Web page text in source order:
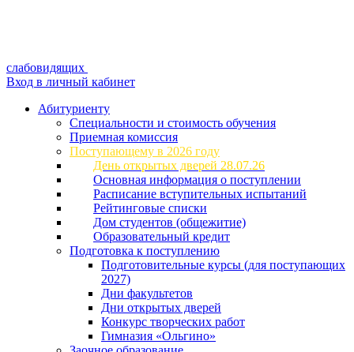
слабовидящих
Вход в личный кабинет
Абитуриенту
Специальности и стоимость обучения
Приемная комиссия
Поступающему в 2026 году
День открытых дверей 28.07.26
Основная информация о поступлении
Расписание вступительных испытаний
Рейтинговые списки
Дом студентов (общежитие)
Образовательный кредит
Подготовка к поступлению
Подготовительные курсы (для поступающих
2027)
Дни факультетов
Дни открытых дверей
Конкурс творческих работ
Гимназия «Ольгино»